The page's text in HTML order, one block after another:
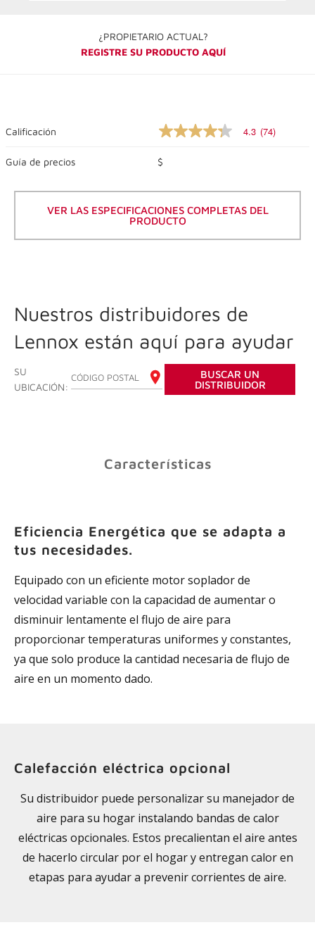
¿PROPIETARIO ACTUAL?
REGISTRE SU PRODUCTO AQUÍ
Calificación
4.3
5
estrellas,
de
calificación
promedio.
Lea
las
enlace
de
página.
4.3 (74)
Guía de precios $
VER LAS ESPECIFICACIONES COMPLETAS DEL
PRODUCTO
Nuestros distribuidores de
Lennox están aquí para ayudar
SU
UBICACIÓN:
INGRESE SU CÓDIGO POSTAL
BUSCAR UN
DISTRIBUIDOR
Características
Eficiencia Energética que se adapta a
tus necesidades.
Equipado con un eficiente motor soplador de
velocidad variable con la capacidad de aumentar o
disminuir lentamente el flujo de aire para
proporcionar temperaturas uniformes y constantes,
ya que solo produce la cantidad necesaria de flujo de
aire en un momento dado.
Calefacción eléctrica opcional
Su distribuidor puede personalizar su manejador de
aire para su hogar instalando bandas de calor
eléctricas opcionales. Estos precalientan el aire antes
de hacerlo circular por el hogar y entregan calor en
etapas para ayudar a prevenir corrientes de aire.